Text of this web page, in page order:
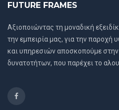
FUTURE FRAMES
Αξιοποιώντας τη μοναδική
την εμπειρία μας, για την
και υπηρεσιών αποσκοπούμε
δυνατοτήτων, που παρέχει το